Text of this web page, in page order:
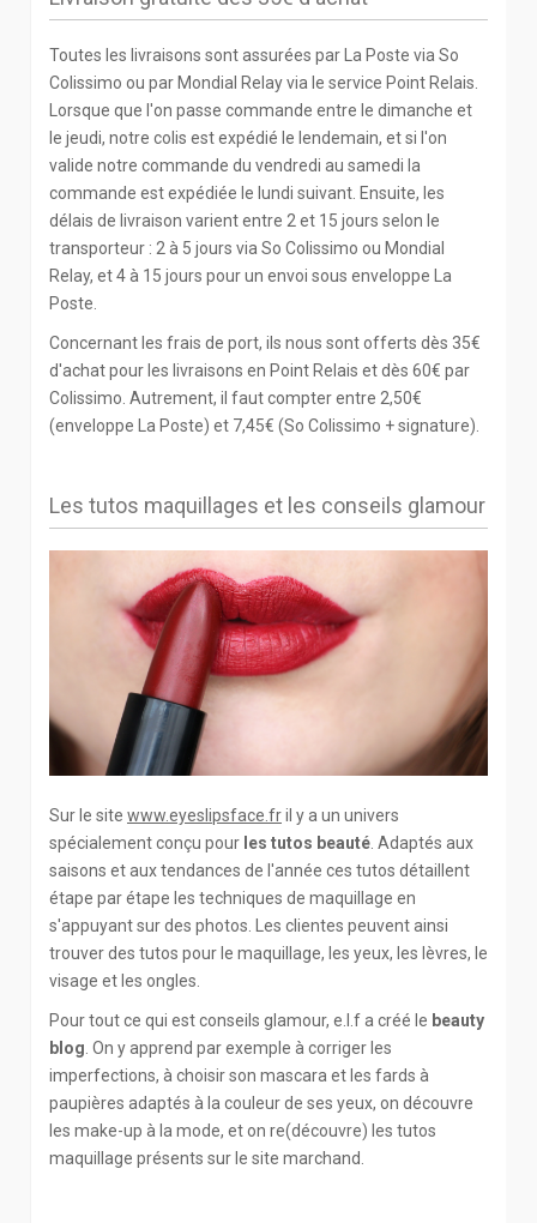
Toutes les livraisons sont assurées par La Poste via So
Colissimo ou par Mondial Relay via le service Point Relais.
Lorsque que l'on passe commande entre le dimanche et
le jeudi, notre colis est expédié le lendemain, et si l'on
valide notre commande du vendredi au samedi la
commande est expédiée le lundi suivant. Ensuite, les
délais de livraison varient entre 2 et 15 jours selon le
transporteur : 2 à 5 jours via So Colissimo ou Mondial
Relay, et 4 à 15 jours pour un envoi sous enveloppe La
Poste.
Concernant les frais de port, ils nous sont offerts dès 35€
d'achat pour les livraisons en Point Relais et dès 60€ par
Colissimo. Autrement, il faut compter entre 2,50€
(enveloppe La Poste) et 7,45€ (So Colissimo + signature).
Les tutos maquillages et les conseils glamour
Sur le site www.eyeslipsface.fril y a un univers
spécialement conçu pour les tutos beauté . Adaptés aux
saisons et aux tendances de l'année ces tutos détaillent
étape par étape les techniques de maquillage en
s'appuyant sur des photos. Les clientes peuvent ainsi
trouver des tutos pour le maquillage, les yeux, les lèvres, le
visage et les ongles.
Pour tout ce qui est conseils glamour, e.l.f a créé le beauty
blog . On y apprend par exemple à corriger les
imperfections, à choisir son mascara et les fards à
paupières adaptés à la couleur de ses yeux, on découvre
les make-up à la mode, et on re(découvre) les tutos
maquillage présents sur le site marchand.